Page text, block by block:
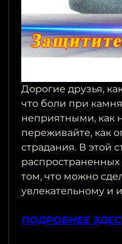
Дорогие друзья,
что боли при
неприятными, как
переживайте, как
страдания. В этой
распространенных
том, что можно
увлекательному и
ПОДРОБНЕЕ